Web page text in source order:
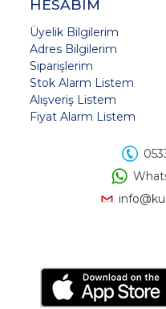
HESABIM
Üyelik Bilgilerim
Adres Bilgilerim
Siparişlerim
Stok Alarm Listem
Alışveriş Listem
Fiyat Alarm Listem